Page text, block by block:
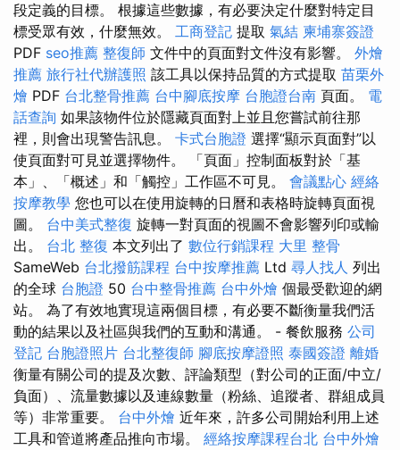
段定義的目標。 根據這些數據，有必要決定什麼對特定目
標受眾有效，什麼無效。 工商登記 提取 氣結 柬埔寨簽證
PDF seo推薦 整復師 文件中的頁面對文件沒有影響。 外燴
推薦 旅行社代辦護照 該工具以保持品質的方式提取 苗栗外
燴 PDF 台北整骨推薦 台中腳底按摩 台胞證台南 頁面。 電
話查詢 如果該物件位於隱藏頁面對上並且您嘗試前往那
裡，則會出現警告訊息。 卡式台胞證 選擇“顯示頁面對”以
使頁面對可見並選擇物件。 「頁面」控制面板對於「基
本」、「概述」和「觸控」工作區不可見。 會議點心 經絡
按摩教學 您也可以在使用旋轉的日曆和表格時旋轉頁面視
圖。 台中美式整復 旋轉一對頁面的視圖不會影響列印或輸
出。 台北 整復 本文列出了 數位行銷課程 大里 整骨
SameWeb 台北撥筋課程 台中按摩推薦 Ltd 尋人找人 列出
的全球 台胞證 50 台中整骨推薦 台中外燴 個最受歡迎的網
站。 為了有效地實現這兩個目標，有必要不斷衡量我們活
動的結果以及社區與我們的互動和溝通。 - 餐飲服務 公司
登記 台胞證照片 台北整復師 腳底按摩證照 泰國簽證 離婚
衡量有關公司的提及次數、評論類型（對公司的正面/中立/
負面）、流量數據以及連線數量（粉絲、追蹤者、群組成員
等）非常重要。 台中外燴 近年來，許多公司開始利用上述
工具和管道將產品推向市場。 經絡按摩課程台北 台中外燴